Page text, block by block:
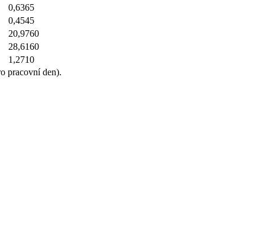
0,6365
0,4545
20,9760
28,6160
1,2710
pracovní den).